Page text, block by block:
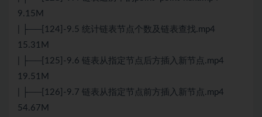
9.15M
| ├──[124]-9.5 统计链表节点个数及链表查找.mp4
15.31M
| ├──[125]-9.6 链表从指定节点后方插入新节点.mp4
19.51M
| ├──[126]-9.7 链表从指定节点前方插入新节点.mp4
54.67M